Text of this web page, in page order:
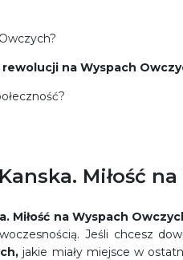
na Wyspach
Miłość
Miłość na Wyspach
Jeśli chcesz
jakie miały miejsce w